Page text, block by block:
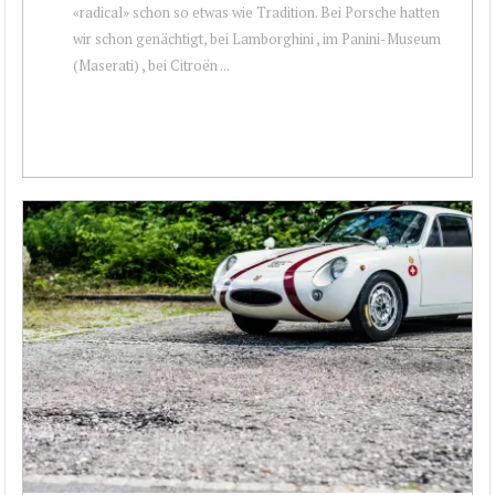
«radical» schon so etwas wie Tradition. Bei Porsche hatten
wir schon genächtigt, bei Lamborghini , im Panini-Museum
(Maserati) , bei Citroën ...